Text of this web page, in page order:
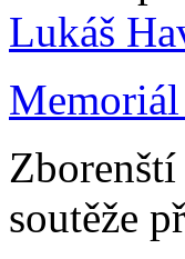
Lukáš
soutěže